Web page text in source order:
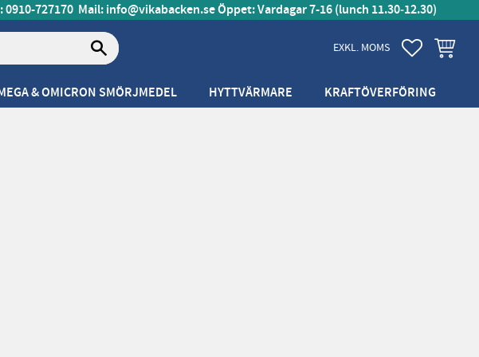
0910-727170 Mail:info@vikabacken.seÖppet: Vardagar 7-16 (lunch 11.30‑12.30)
EXKL. MOMS FAVORITER
& OMICRON SMÖRJMEDEL HYTTVÄRMARE KRAFTÖVERFÖRING